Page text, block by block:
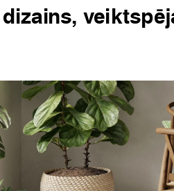
dizains,